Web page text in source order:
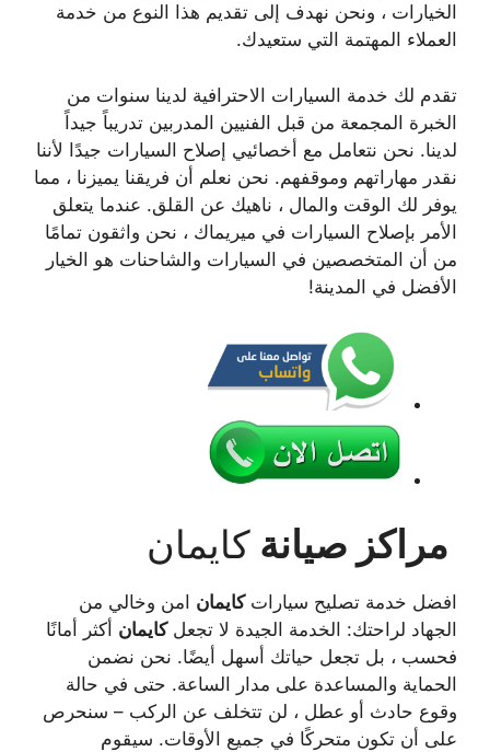
الخيارات ، ونحن نهدف إلى تقديم هذا النوع من خدمة
العملاء المهتمة التي ستعيدك.
تقدم لك خدمة السيارات الاحترافية لدينا سنوات من
الخبرة المجمعة من قبل الفنيين المدربين تدريباً جيداً
لدينا. نحن نتعامل مع أخصائيي إصلاح السيارات جيدًا لأننا
نقدر مهاراتهم وموقفهم. نحن نعلم أن فريقنا يميزنا ، مما
يوفر لك الوقت والمال ، ناهيك عن القلق. عندما يتعلق
الأمر بإصلاح السيارات في ميريماك ، نحن واثقون تمامًا
من أن المتخصصين في السيارات والشاحنات هو الخيار
الأفضل في المدينة!
مراكز صيانة كايمان
افضل خدمة تصليح سياراتكايمان امن وخالي من
الجهاد لراحتك: الخدمة الجيدة لا تجعلكايمان أكثر أمانًا
فحسب ، بل تجعل حياتك أسهل أيضًا. نحن نضمن
الحماية والمساعدة على مدار الساعة. حتى في حالة
وقوع حادث أو عطل ، لن تتخلف عن الركب – سنحرص
على أن تكون متحركًا في جميع الأوقات. سيقوم